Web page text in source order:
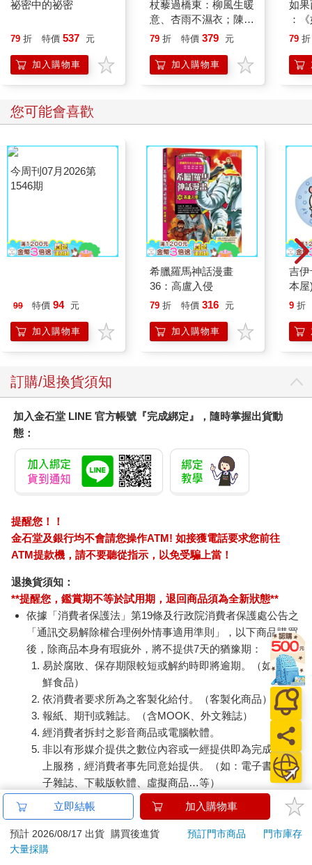
祕密中的祕密
79 折 特價 537 元
加入購物車
杖藜過橋東：柳風生暖
意、杏雨不濕衣；陳亮
恭談以心轉境的適齡漫
79 折 特價 379 元
加入購物車
如
：
喵
79 折
您可能會喜歡
99 特價 94 元
加入購物車
希臘羅馬神話漫畫
36：高盧入侵
79 折 特價 316 元
加入購物車
吉
本屋
9 折
訂購/退換貨須知
加入金石堂 LINE 官方帳號『完成綁定』，隨時掌握出貨動
態：
提醒您！！
金石堂及銀行均不會請您操作ATM! 如接獲電話要求您前往
ATM提款機，請不要聽從指示，以免受騙上當！
退換貨須知：
**提醒您，鑑賞期不等於試用期，退回商品須為全新狀態**
依據「消費者保護法」第19條及行政院消費者保護處公告之
「通訊交易解除權合理例外情事適用準則」，以下商品購買
後，除商品本身有瑕疵外，將不提供7天的猶豫期：
易於腐敗、保存期限較短或解約時即將逾期。（如：生
鮮食品）
依消費者要求所為之客製化給付。（客製化商品）
報紙、期刊或雜誌。（含MOOK、外文雜誌）
經消費者拆封之影音商品或電腦軟體。
非以有形媒介提供之數位內容或一經提供即為完成之線
上服務，經消費者事先同意始提供。（如：電子書、電
子雜誌、下載版軟體、虛擬商品…等）
已拆封之個人衛生用品。（如：內衣褲、刮鬍刀、除毛
若非上列種類商品，均享有到貨7天的猶豫期（含例假
日）。
立即結帳 加入購物車
預計 2026/08/17 出貨 購買後進貨 預訂門市商品
門市庫存
大量採購